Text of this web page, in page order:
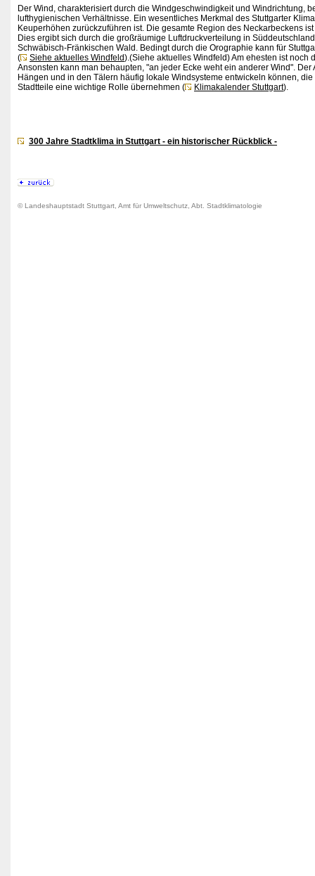
Der Wind, charakterisiert durch die Windgeschwindigkeit und Windrichtung,
lufthygienischen Verhältnisse. Ein wesentliches Merkmal des Stuttgarter
Keuperhöhen zurückzuführen ist. Die gesamte Region des Neckarbeckens
Dies ergibt sich durch die großräumige Luftdruckverteilung in
Schwäbisch-Fränkischen Wald. Bedingt durch die Orographie kann für
(
Siehe aktuelles Windfeld).(Siehe aktuelles Windfeld) Am ehesten ist
Ansonsten kann man behaupten, "an jeder Ecke weht ein anderer Wind".
Hängen und in den Tälern häufig lokale Windsysteme entwickeln können,
Stadtteile eine wichtige Rolle übernehmen (
Klimakalender Stuttgart).
300 Jahre Stadtklima in Stuttgart - ein historischer Rückblick -
© Landeshauptstadt Stuttgart, Amt für Umweltschutz, Abt. Stadtklimatologie